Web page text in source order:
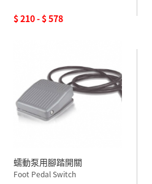
$ 210 - $ 578
蠕動泵用腳踏開關
Foot Pedal Switch